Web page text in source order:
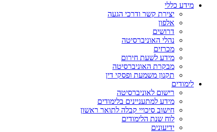
מידע כללי
יצירת קשר ודרכי הגעה
אלפון
דרושים
נהלי האוניברסיטה
מכרזים
מידע לשעת חירום
מבקרת האוניברסיטה
תקנון משמעת ופסקי דין
לימודים
רישום לאוניברסיטה
מידע למתעניינים בלימודים
חישוב סיכויי קבלה לתואר ראשון
לוח שנת הלימודים
ידיעונים